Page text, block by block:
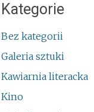
Kategorie
Bez kategorii
Galeria sztuki
Kawiarnia literacka
Kino